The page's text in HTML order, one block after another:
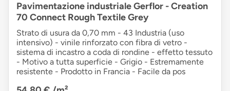
Pavimentazione industriale Gerflor - Creation
70 Connect Rough Textile Grey
Strato di usura da 0,70 mm - 43 Industria (uso
intensivo) - vinile rinforzato con fibra di vetro -
sistema di incastro a coda di rondine - effetto tessuto
- Motivo a tutta superficie - Grigio - Estremamente
resistente - Prodotto in Francia - Facile da pos